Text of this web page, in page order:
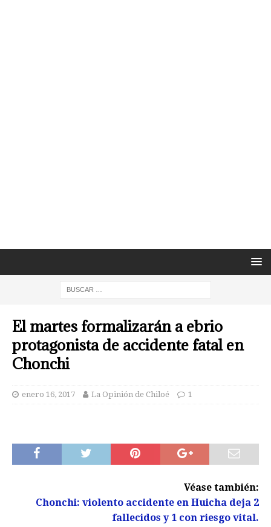
El martes formalizarán a ebrio
protagonista de accidente fatal en
Chonchi
enero 16, 2017 La Opinión de Chiloé 1
Véase también:
Chonchi: violento accidente en Huicha deja 2
fallecidos y 1 con riesgo vital.